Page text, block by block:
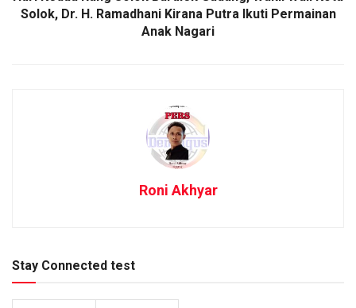
Solok, Dr. H. Ramadhani Kirana Putra Ikuti Permainan
Anak Nagari
Roni Akhyar
Stay Connected test